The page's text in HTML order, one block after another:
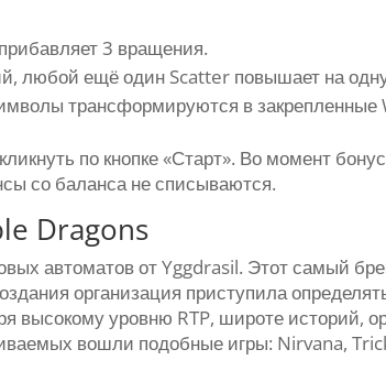
3 вращения.
любой ещё один Scatter повышает на
трансформируются в
по кнопке «Старт». Во момент
со баланса не списываются.
Dragons
автоматов от Yggdrasil. Этот самый
организация приступила
высокому уровню RTP, широте историй,
вошли подобные игры: Nirvana,